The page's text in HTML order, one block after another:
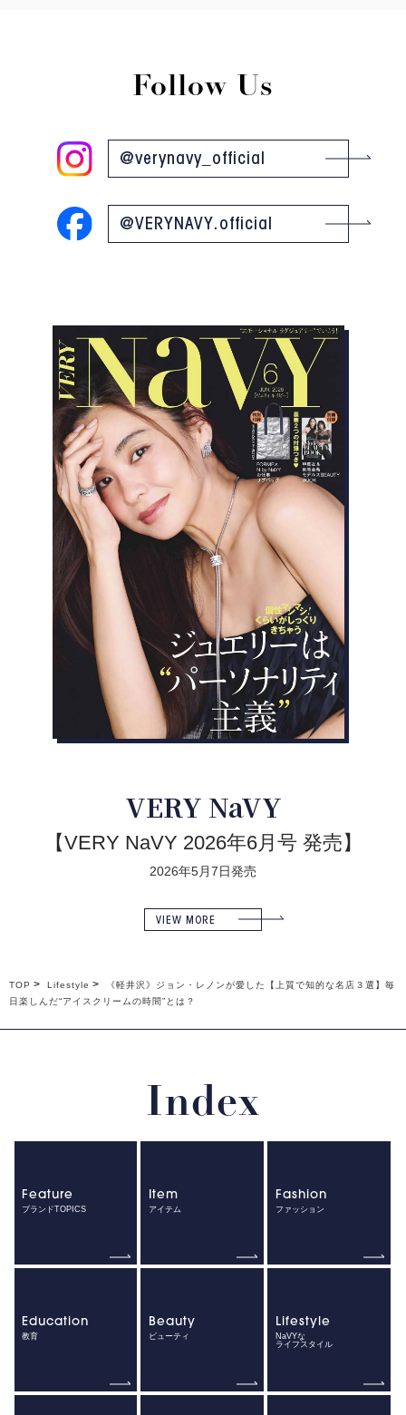
Follow Us
@verynavy_official
@VERYNAVY.official
VERY NaVY
【VERY NaVY 2026年6月号 発売】
2026年5月7日発売
VIEW MORE
TOP Lifestyle
《軽井沢》ジョン・レノンが愛した【上質で知的な名店３選】毎
日楽しんだ“アイスクリームの時間”とは？
Index
Feature
ブランドTOPICS
Item
アイテム
Fashion
ファッション
Education
教育
Beauty
ビューティ
Lifestyle
NaVYな
ライフスタイル